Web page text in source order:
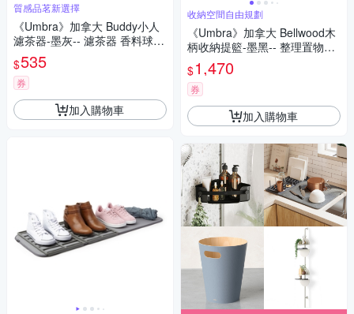
質感品茗新選擇
《Umbra》加拿大 Buddy小人
濾茶器-墨灰-- 濾茶器 香料球
茶具
$535
券
加入購物車
收納空間自由規劃
《Umbra》加拿大 Bellwood木
柄收納提籃-墨黑-- 整理置物籃
多格收納盒 衛浴收納籃 文具收
納 化妝品收納 保養品收納
$1,470
券
加入購物車